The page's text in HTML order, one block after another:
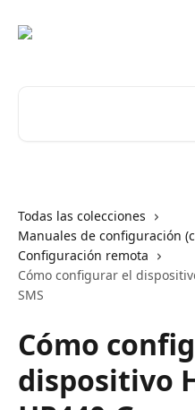
Todas las colecciones
Manuales de configuración
Configuración remota
Cómo configurar el
SMS
Cómo
dispositivo